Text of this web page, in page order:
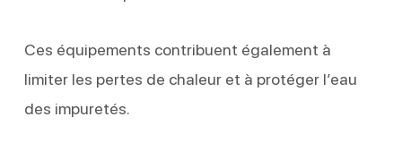
Ces équipements contribuent également à
limiter les pertes de chaleur et à protéger l’eau
des impuretés.